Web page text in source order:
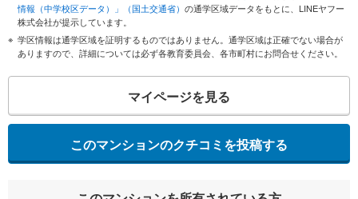
情報（中学校区データ）」（国土交通省） の通学区域データをもとに、LINEヤフー
株式会社が提示しています。
学区情報は通学区域を証明するものではありません。通学区域は正確でない場合が
ありますので、詳細については必ず各教育委員会、各市町村にお問合せください。
マイページを見る
このマンションのクチコミを投稿する